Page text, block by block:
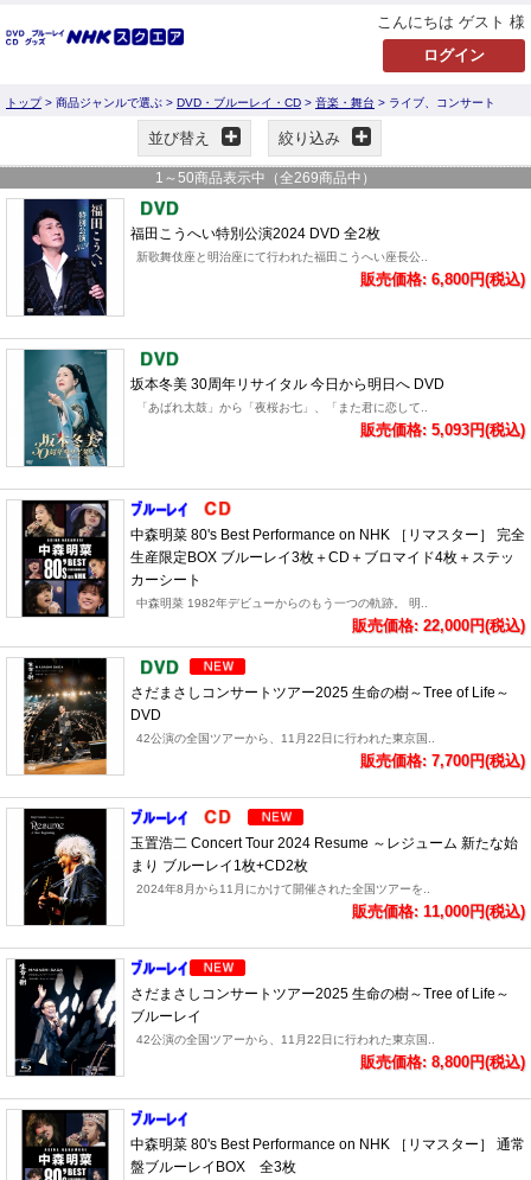
こんにちは ゲスト 様
トップ> 商品ジャンルで選ぶ > DVD・ブルーレイ・CD > 音楽・舞台 > ライブ、コンサート
並び替え 絞り込み
1 ～ 50商品表示中（全269商品中）
福田こうへい特別公演2024 DVD 全2枚
新歌舞伎座と明治座にて行われた福田こうへい座長公..
販売価格: 6,800円(税込)
坂本冬美 30周年リサイタル 今日から明日へ DVD
「あばれ太鼓」から「夜桜お七」、「また君に恋して..
販売価格: 5,093円(税込)
中森明菜 80's Best Performance on NHK ［リマスター］ 完全
生産限定BOX ブルーレイ3枚＋CD＋ブロマイド4枚＋ステッ
カーシート
中森明菜 1982年デビューからのもう一つの軌跡。 明..
販売価格: 22,000円(税込)
さだまさしコンサートツアー2025 生命の樹～Tree of Life～
DVD
42公演の全国ツアーから、11月22日に行われた東京国..
販売価格: 7,700円(税込)
玉置浩二 Concert Tour 2024 Resume ～レジューム 新たな始
まり ブルーレイ1枚+CD2枚
2024年8月から11月にかけて開催された全国ツアーを..
販売価格: 11,000円(税込)
さだまさしコンサートツアー2025 生命の樹～Tree of Life～
ブルーレイ
42公演の全国ツアーから、11月22日に行われた東京国..
販売価格: 8,800円(税込)
中森明菜 80's Best Performance on NHK ［リマスター］ 通常
盤ブルーレイBOX 全3枚